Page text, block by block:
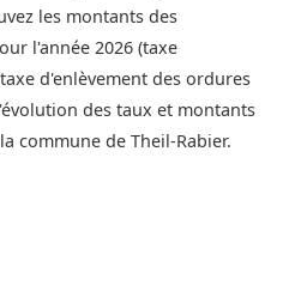
les montants des
l'année 2026 (taxe
d'enlèvement des ordures
des taux et montants
commune de Theil-Rabier.